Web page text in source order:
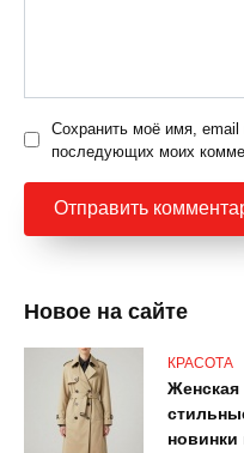
Сохранить моё имя, email
последующих моих
Новое на сайте
КРАСОТА
Женская
новинки